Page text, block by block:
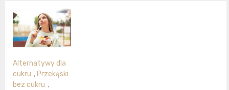
Alternatywy dla
cukru , Przekąski
bez cukru ,